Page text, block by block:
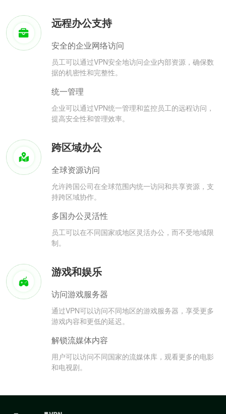
远程办公支持
安全的企业网络访问
员工可以通过VPN安全地访问企业内部资源，确保数
据的机密性和完整性。
统一管理
企业可以通过VPN统一管理和监控员工的远程访问，
提高安全性和管理效率。
跨区域办公
全球资源访问
允许跨国公司在全球范围内统一访问和共享资源，支
持跨区域协作。
多国办公灵活性
员工可以在不同国家或地区灵活办公，而不受地域限
制。
游戏和娱乐
访问游戏服务器
通过VPN可以访问不同地区的游戏服务器，享受更多
游戏内容和更低的延迟。
解锁流媒体内容
用户可以访问不同国家的流媒体库，观看更多的电影
和电视剧。